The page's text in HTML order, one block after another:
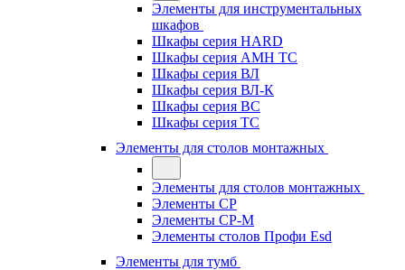
Элементы для инструментальных
шкафов
Шкафы серия HARD
Шкафы серия АМН ТС
Шкафы серия ВЛ
Шкафы серия ВЛ-К
Шкафы серия ВС
Шкафы серия ТС
Элементы для столов монтажных
Элементы для столов монтажных
Элементы СР
Элементы СР-М
Элементы столов Профи Esd
Элементы для тумб